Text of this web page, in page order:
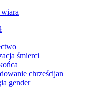
śmierci
chrześcijan
gender